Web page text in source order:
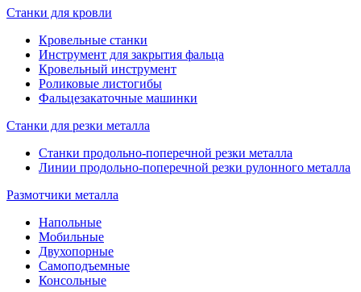
Станки для кровли
Кровельные станки
Инструмент для закрытия фальца
Кровельный инструмент
Роликовые листогибы
Фальцезакаточные машинки
Станки для резки металла
Станки продольно-поперечной резки металла
Линии продольно-поперечной резки рулонного металла
Размотчики металла
Напольные
Мобильные
Двухопорные
Самоподъемные
Консольные